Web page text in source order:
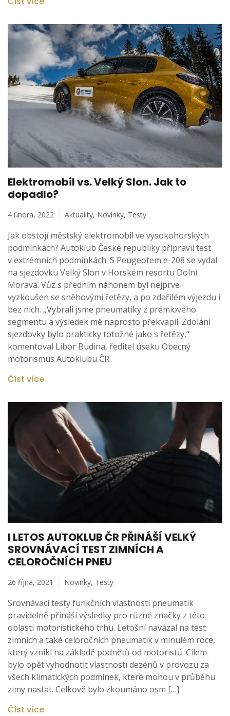
Elektromobil vs. Velký Slon. Jak to
dopadlo?
4 února, 2022 Aktuality, Novinky, Testy
Jak obstojí městský elektromobil ve vysokohorských
podmínkách? Autoklub České republiky připravil test
v extrémních podmínkách. S Peugeotem e-208 se vydal
na sjezdovku Velký Slon v Horském resortu Dolní
Morava. Vůz s předním náhonem byl nejprve
vyzkoušen se sněhovými řetězy, a po zdařilém výjezdu i
bez nich. „Vybrali jsme pneumatiky z prémiového
segmentu a výsledek mě naprosto překvapil. Zdolání
sjezdovky bylo prakticky totožné jako s řetězy,“
komentoval Libor Budina, ředitel úseku Obecný
motorismus Autoklubu ČR.
Číst více
I LETOS AUTOKLUB ČR PŘINÁŠÍ VELKÝ
SROVNÁVACÍ TEST ZIMNÍCH A
CELOROČNÍCH PNEU
26 října, 2021 Novinky, Testy
Srovnávací testy funkčních vlastností pneumatik
pravidelně přináší výsledky pro různé značky z této
oblasti motoristického trhu. Letošní navázal na test
zimních a také celoročních pneumatik v minulém roce,
který vznikl na základě podnětů od motoristů. Cílem
bylo opět vyhodnotit vlastnosti dezénů v provozu za
všech klimatických podmínek, které mohou v průběhu
zimy nastat. Celkově bylo zkoumáno osm […]
Číst více